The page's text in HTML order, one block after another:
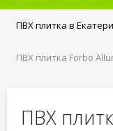
ПВХ плитка в
ПВХ плитка Forbo
ПВХ